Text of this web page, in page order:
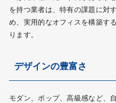
を持つ業者は、特有の課題に対
め、実用的なオフィスを構築す
ります。
デザインの豊富さ
モダン、ポップ、高級感など、